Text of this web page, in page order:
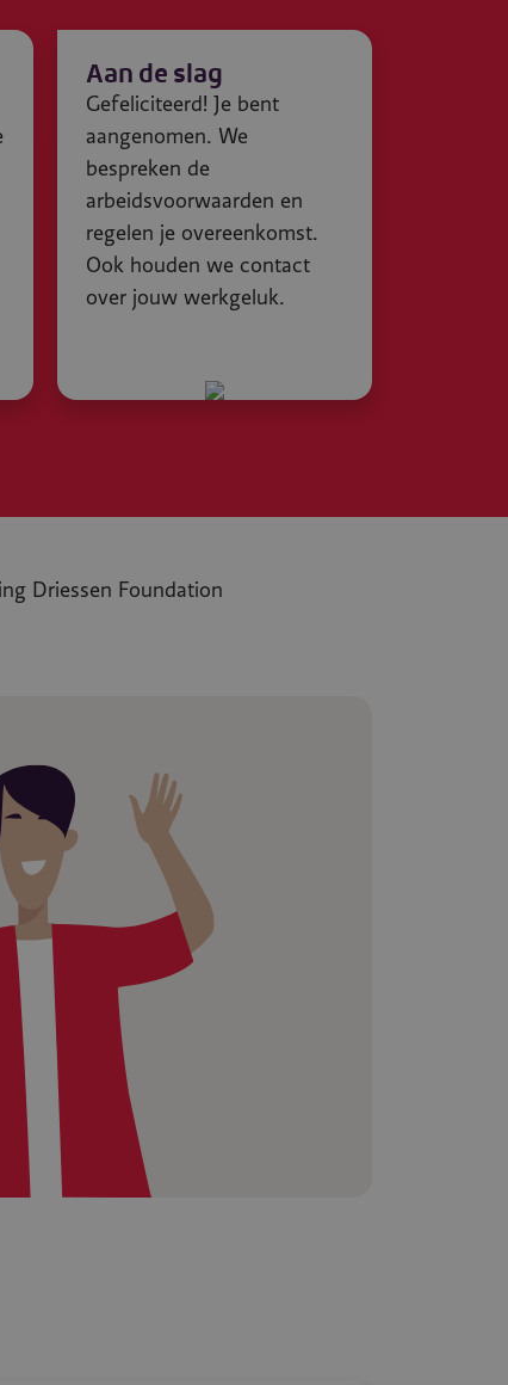
Aan de slag
Gefeliciteerd! Je bent
aangenomen. We
bespreken de
arbeidsvoorwaarden en
regelen je overeenkomst.
Ook houden we contact
over jouw werkgeluk.
Driessen Foundation